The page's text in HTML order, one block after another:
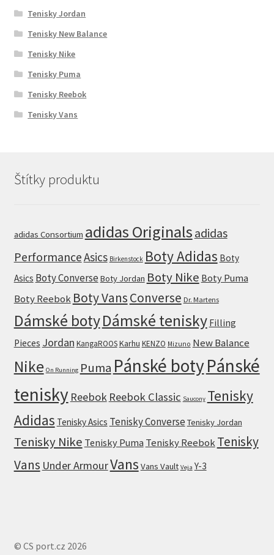
Tenisky Jordan
Tenisky New Balance
Tenisky Nike
Tenisky Puma
Tenisky Reebok
Tenisky Vans
Štítky produktu
adidas Consortium adidas Originals adidas
PerformanceAsics Birkenstock Boty Adidas Boty
Asics Boty Converse Boty Jordan Boty Nike Boty Puma
Boty Reebok Boty VansConverse Dr. Martens
Dámské botyDámské tenisky Filling
Pieces Jordan KangaROOSKarhu KENZO Mizuno New Balance
Nike On Running Puma Pánské botyPánské
tenisky Reebok Reebok Classic Saucony Tenisky
Adidas Tenisky Asics Tenisky Converse Tenisky Jordan
Tenisky Nike Tenisky Puma Tenisky Reebok Tenisky
Vans Under ArmourVans Vans Vault Veja Y-3
© CS port.cz 2026